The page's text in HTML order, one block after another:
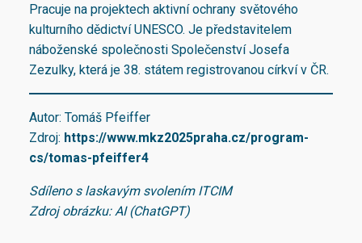
Pracuje na projektech aktivní ochrany světového
kulturního dědictví UNESCO. Je představitelem
náboženské společnosti Společenství Josefa
Zezulky, která je 38. státem registrovanou církví v ČR.
Autor: Tomáš Pfeiffer
Zdroj: https://www.mkz2025praha.cz/program-
cs/tomas-pfeiffer4
Sdíleno s laskavým svolením ITCIM
Zdroj obrázku: AI (ChatGPT)